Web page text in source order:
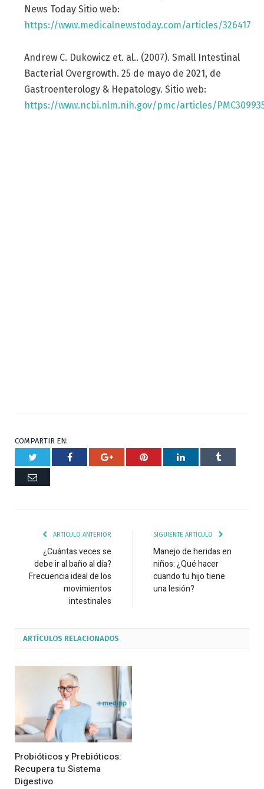
News Today Sitio web:
https://www.medicalnewstoday.com/articles/326417
Andrew C. Dukowicz et. al.. (2007). Small Intestinal
Bacterial Overgrowth. 25 de mayo de 2021, de
Gastroenterology & Hepatology. Sitio web:
https://www.ncbi.nlm.nih.gov/pmc/articles/
COMPARTIR EN:
Twitter Facebook Google+ Pinterest RespuestaTumblr
Correo
ARTÍCULO ANTERIOR
¿Cuántas veces se
debe ir al baño al día?
Frecuencia ideal de los
movimientos
intestinales
SIGUIENTE ARTÍCULO
Manejo de heridas en
niños: ¿Qué hacer
cuando tu hijo tiene
una lesión?
ARTÍCULOS RELACIONADOS
Probióticos y Prebióticos:
Recupera tu Sistema
Digestivo